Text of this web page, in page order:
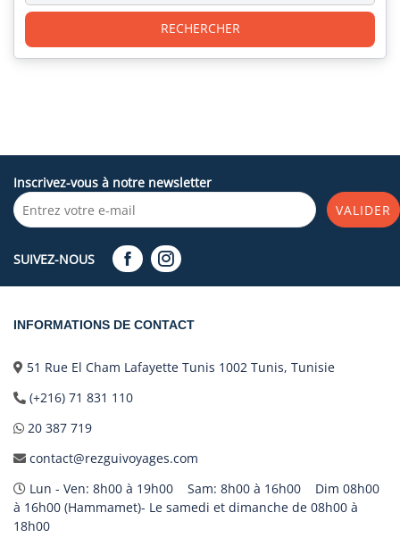
RECHERCHER
Inscrivez-vous à notre newsletter
VALIDER
SUIVEZ-NOUS
INFORMATIONS DE CONTACT
51 Rue El Cham Lafayette Tunis 1002 Tunis, Tunisie
(+216) 71 831 110
20 387 719
contact@rezguivoyages.com
Lun - Ven: 8h00 à 19h00 Sam: 8h00 à 16h00 Dim 08h00
à 16h00 (Hammamet)- Le samedi et dimanche de 08h00 à
18h00